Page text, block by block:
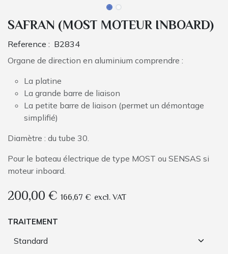
SAFRAN (MOST MOTEUR INBOARD)
Reference : B2834
Organe de direction en aluminium comprendre :
La platine
La grande barre de liaison
La petite barre de liaison (permet un démontage
simplifié)
Diamètre : du tube 30.
Pour le bateau électrique de type MOST ou SENSAS si
moteur inboard.
200,00€ 166,67 € excl. VAT
TRAITEMENT